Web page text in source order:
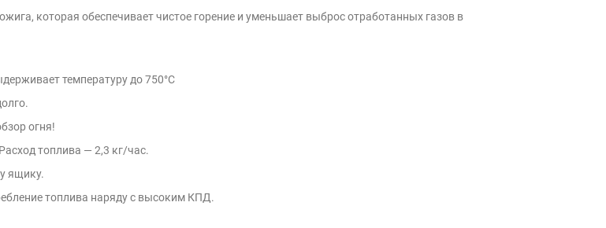
которая обеспечивает чистое горение и уменьшает выброс отработанных газов в
температуру до 750°C
огня!
топлива — 2,3 кг/час.
ящику.
топлива наряду с высоким КПД.